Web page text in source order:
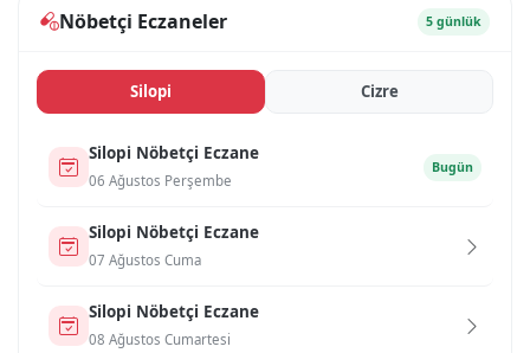
Nöbetçi Eczaneler 5 günlük
Si̇lopi̇ Ci̇zre
Si̇lopi̇ Nöbetçi Eczane
06 Ağustos Perşembe
Bugün
Si̇lopi̇ Nöbetçi Eczane
07 Ağustos Cuma
Si̇lopi̇ Nöbetçi Eczane
08 Ağustos Cumartesi